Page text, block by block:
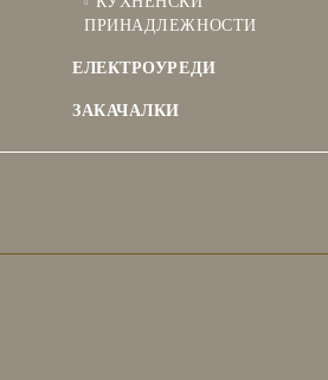
ПРИНАДЛЕЖНОСТИ
ЕЛЕКТРОУРЕДИ
ЗАКАЧАЛКИ